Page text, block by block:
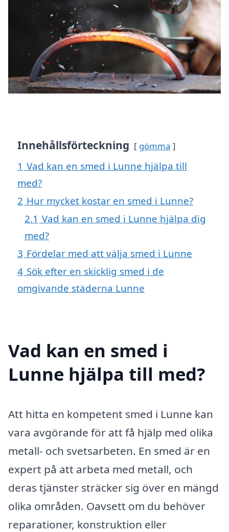
Innehållsförteckning gömma
1 Vad kan en smed i Lunne hjälpa till
med?
2 Hur mycket kostar en smed i Lunne?
2.1 Vad kan en smed i Lunne hjälpa dig
med?
3 Fördelar med att välja smed i Lunne
4 Sök efter en skicklig smed i de
omgivande städerna Lunne
Vad kan en smed i
Lunne hjälpa till med?
Att hitta en kompetent smed i Lunne kan
vara avgörande för att få hjälp med olika
metall- och svetsarbeten. En smed är en
expert på att arbeta med metall, och
deras tjänster sträcker sig över en mängd
olika områden. Oavsett om du behöver
reparationer, konstruktion eller